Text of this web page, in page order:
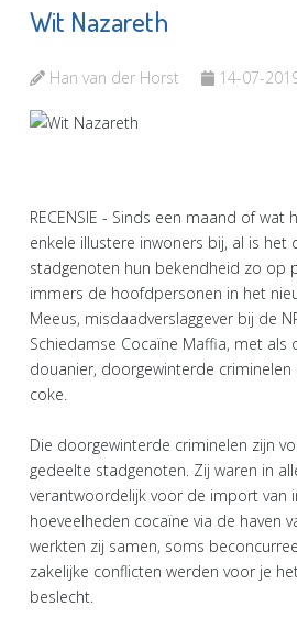
Wit Nazareth
Han van der Horst 14-07-
RECENSIE - Sinds een maand of wat
enkele illustere inwoners bij, al is het
stadgenoten hun bekendheid zo op
immers de hoofdpersonen in het
Meeus, misdaadverslaggever bij de
Schiedamse Cocaïne Maffia, met
douanier, doorgewinterde criminelen
coke.
Die doorgewinterde criminelen zijn
gedeelte stadgenoten. Zij waren in
verantwoordelijk voor de import van
hoeveelheden cocaïne via de haven
werkten zij samen, soms
zakelijke conflicten werden voor je
beslecht.